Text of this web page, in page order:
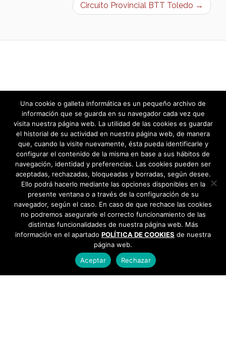
Circuito Provincial BTT Toledo →
Una cookie o galleta informática es un pequeño archivo de
información que se guarda en su navegador cada vez que
visita nuestra página web. La utilidad de las cookies es guardar
el historial de su actividad en nuestra página web, de manera
que, cuando la visite nuevamente, ésta pueda identificarle y
configurar el contenido de la misma en base a sus hábitos de
navegación, identidad y preferencias. Las cookies pueden ser
aceptadas, rechazadas, bloqueadas y borradas, según desee.
Ello podrá hacerlo mediante las opciones disponibles en la
presente ventana o a través de la configuración de su
navegador, según el caso. En caso de que rechace las cookies
no podremos asegurarle el correcto funcionamiento de las
distintas funcionalidades de nuestra página web. Más
información en el apartado POLÍTICA DE COOKIES de nuestra
página web.
Aceptar
Rechazar